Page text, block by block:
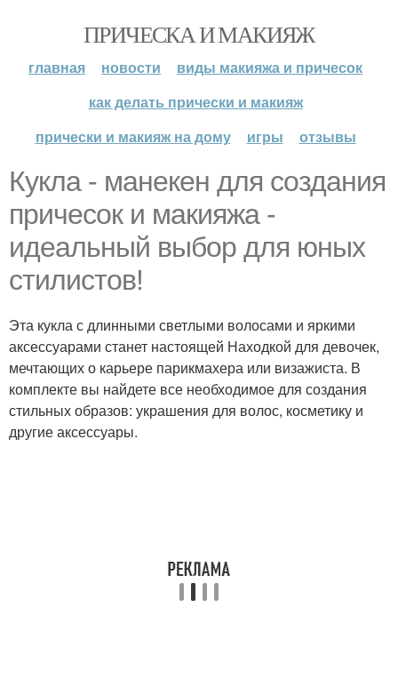
ПРИЧЕСКА И МАКИЯЖ
главная новости
виды макияжа и причесок
как делать прически и макияж
прически и макияж на дому
игры отзывы
Кукла - манекен для создания
причесок и макияжа -
идеальный выбор для юных
стилистов!
Эта кукла с длинными светлыми волосами и яркими
аксессуарами станет настоящей Находкой для девочек,
мечтающих о карьере парикмахера или визажиста. В
комплекте вы найдете все необходимое для создания
стильных образов: украшения для волос, косметику и
другие аксессуары.